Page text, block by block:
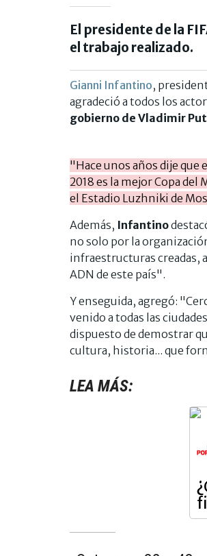
El presidente de la
el trabajo realizado.
Gianni Infantino,
agradeció a todos los
gobierno de Vladimir
"Hace unos años dije que
2018 es la mejor Copa
el Estadio Luzhniki de
Además, Infantino
no solo por la
infraestructuras creadas,
ADN de este país".
Y enseguida, agregó:
venido a todas las
dispuesto de demostrar
cultura, historia... que
LEA MÁS: